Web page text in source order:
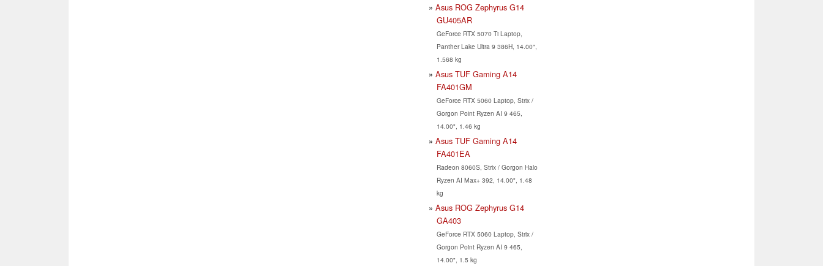
Asus ROG Zephyrus G14
GU405AR
GeForce RTX 5070 Ti Laptop,
Panther Lake Ultra 9 386H, 14.00",
1.568 kg
Asus TUF Gaming A14
FA401GM
GeForce RTX 5060 Laptop, Strix /
Gorgon Point Ryzen AI 9 465,
14.00", 1.46 kg
Asus TUF Gaming A14
FA401EA
Radeon 8060S, Strix / Gorgon Halo
Ryzen AI Max+ 392, 14.00", 1.48
kg
Asus ROG Zephyrus G14
GA403
GeForce RTX 5060 Laptop, Strix /
Gorgon Point Ryzen AI 9 465,
14.00", 1.5 kg